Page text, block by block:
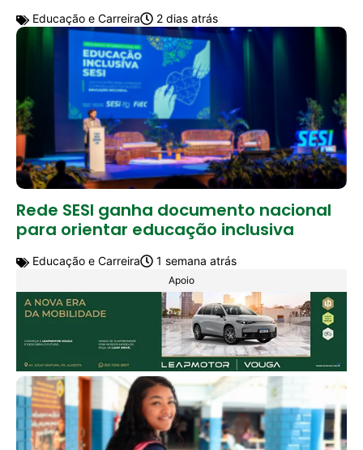
Educação e Carreira 2 dias atrás
Rede SESI ganha documento nacional
para orientar educação inclusiva
Educação e Carreira 1 semana atrás
Apoio